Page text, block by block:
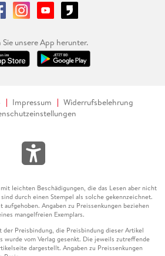
Sie unsere App herunter.
Impressum
Widerrufsbelehrung
leichten Beschädigungen, die das Lesen aber nicht
durch einen Stempel als solche gekennzeichnet.
Angaben zu Preissenkungen beziehen
mangelfreien Exemplars.
Preisbindung, die Preisbindung dieser Artikel
wurde vom Verlag gesenkt. Die jeweils zutreffende
dargestellt. Angaben zu Preissenkungen